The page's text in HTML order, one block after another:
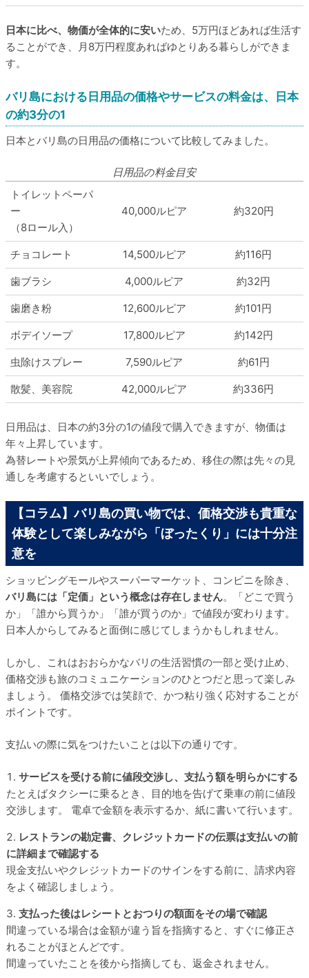
日本に比べ、物価が全体的に安いため、5万円ほどあれば生活す
ることができ、月8万円程度あればゆとりある暮らしができま
す。
バリ島における日用品の価格やサービスの料金は、日本
の約3分の1
日本とバリ島の日用品の価格について比較してみました。
日用品の料金目安
トイレットペーパ
ー
（8ロール入）
40,000ルピア 約320円
チョコレート 14,500ルピア 約116円
歯ブラシ 4,000ルピア 約32円
歯磨き粉 12,600ルピア 約101円
ボデイソープ 17,800ルピア 約142円
虫除けスプレー 7,590ルピア 約61円
散髪、美容院 42,000ルピア 約336円
日用品は、日本の約3分の1の値段で購入できますが、物価は
年々上昇しています。
為替レートや景気が上昇傾向であるため、移住の際は先々の見
通しを考慮するといいでしょう。
【コラム】バリ島の買い物では、価格交渉も貴重な
体験として楽しみながら「ぼったくり」には十分注
意を
ショッピングモールやスーパーマーケット、コンビニを除き、
バリ島には「定価」という概念は存在しません。「どこで買う
か」「誰から買うか」「誰が買うのか」で値段が変わります。
日本人からしてみると面倒に感じてしまうかもしれません。
しかし、これはおおらかなバリの生活習慣の一部と受け止め、
価格交渉も旅のコミュニケーションのひとつだと思って楽しみ
ましょう。 価格交渉では笑顔で、かつ粘り強く応対することが
ポイントです。
支払いの際に気をつけたいことは以下の通りです。
サービスを受ける前に値段交渉し、支払う額を明らかにする
たとえばタクシーに乗るとき、目的地を告げて乗車の前に値段
交渉します。 電卓で金額を表示するか、紙に書いて行います。
レストランの勘定書、クレジットカードの伝票は支払いの前
に詳細まで確認する
現金支払いやクレジットカードのサインをする前に、請求内容
をよく確認しましょう。
支払った後はレシートとおつりの額面をその場で確認
間違っている場合は金額が違う旨を指摘すると、すぐに修正さ
れることがほとんどです。
間違っていたことを後から指摘しても、返金されません。